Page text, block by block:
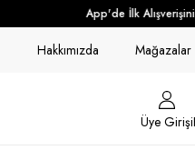
App'de İlk
Hakkımızda Mağazalar
Üye Girişi